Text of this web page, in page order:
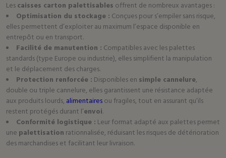
Lescaisses carton palettisables offrent de nombreux avantages :
Optimisation du stockage : Conçues pour s’empiler sans risque,
elles permettent d’exploiter au maximum l’espace disponible en
entrepôt ou en transport.
Facilité de manutention : Compatibles avec les palettes
standards (type Europe ou industrie), elles simplifient la manipulation
et le déplacement des charges.
Protection renforcée : Disponibles en simple cannelure,
double ou triple cannelure, elles garantissent une résistance adaptée
aux produits lourds, alimentairesou fragiles, tout en assurant qu’ils
restent protégés durant l’envoi.
Conformité logistique : Leur format adapté aux palettes permet
une palettisation rationnalisée, réduisant les risques de détérioration
des marchandises et facilitant leur livraison.